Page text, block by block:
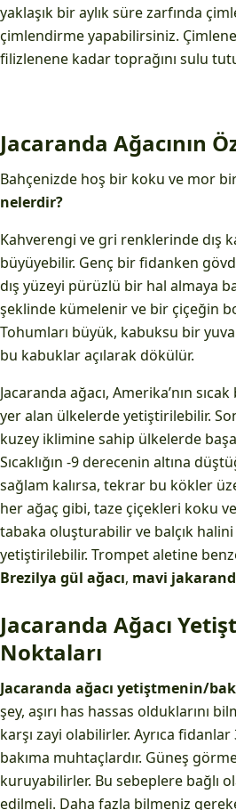
yaklaşık bir aylık süre zarfında
çimlendirme yapabilirsiniz.
filizlenene kadar toprağını sulu
Jacaranda Ağacının
Bahçenizde hoş bir koku ve mor
nelerdir?
Kahverengi ve gri renklerinde dış
büyüyebilir. Genç bir fidanken
dış yüzeyi pürüzlü bir hal almaya
şeklinde kümelenir ve bir çiçeğin
Tohumları büyük, kabuksu bir
bu kabuklar açılarak dökülür.
Jacaranda ağacı, Amerika’nın
yer alan ülkelerde yetiştirilebilir.
kuzey iklimine sahip ülkelerde
Sıcaklığın -9 derecenin altına
sağlam kalırsa, tekrar bu kökler
her ağaç gibi, taze çiçekleri koku
tabaka oluşturabilir ve balçık
yetiştirilebilir. Trompet aletine
Brezilya gül ağacı, mavi
Jacaranda Ağacı
Noktaları
Jacaranda ağacı yetiştmenin/
şey, aşırı has hassas olduklarını
karşı zayi olabilirler. Ayrıca
bakıma muhtaçlardır. Güneş
kuruyabilirler. Bu sebeplere bağlı
edilmeli. Daha fazla bilmeniz